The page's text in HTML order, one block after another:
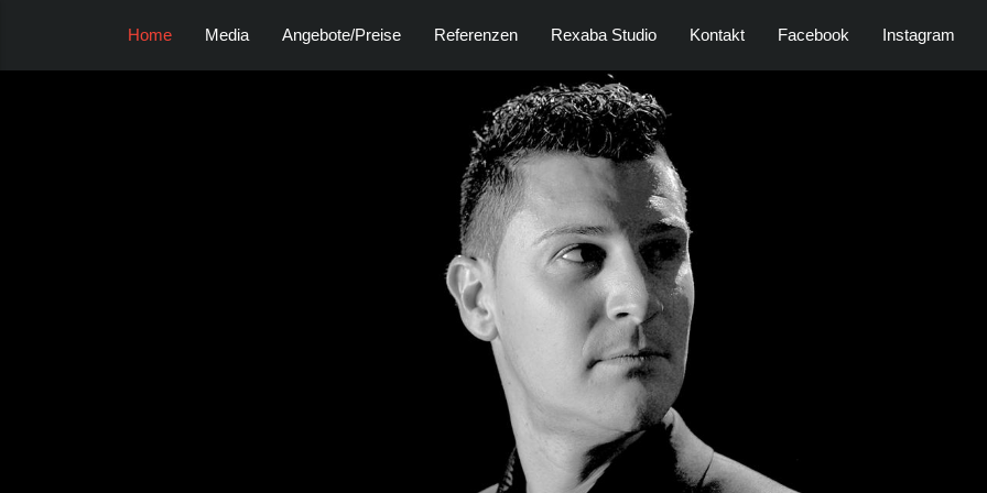
Home Media Angebote/Preise Referenzen Rexaba Studio Kontakt Facebook Instagram